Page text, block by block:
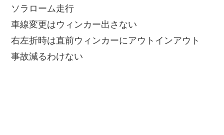
ソラローム走行
車線変更はウィンカー出さない
右左折時は直前ウィンカーにアウトインアウト
事故減るわけない